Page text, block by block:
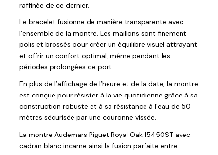
raffinée de ce dernier.
Le bracelet fusionne de manière transparente avec
l’ensemble de la montre. Les maillons sont finement
polis et brossés pour créer un équilibre visuel attrayant
et offrir un confort optimal, même pendant les
périodes prolongées de port.
En plus de l’affichage de l’heure et de la date, la montre
est conçue pour résister à la vie quotidienne grâce à sa
construction robuste et à sa résistance à l’eau de 50
mètres sécurisée par une couronne vissée.
La montre Audemars Piguet Royal Oak 15450ST avec
cadran blanc incarne ainsi la fusion parfaite entre